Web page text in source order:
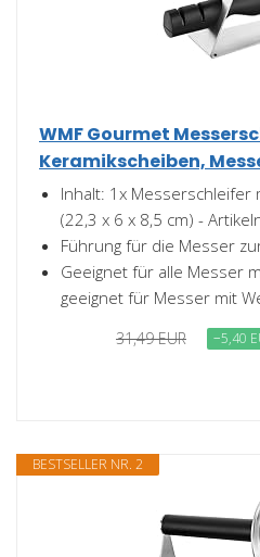
WMF Gourmet
Keramikscheiben,
Inhalt: 1x Messerschleifer
(22,3 x 6 x 8,5 cm) -
Führung für die Messer
Geeignet für alle Messer
geeignet für Messer mit
31,49 EUR −5,40
BESTSELLER NR. 2